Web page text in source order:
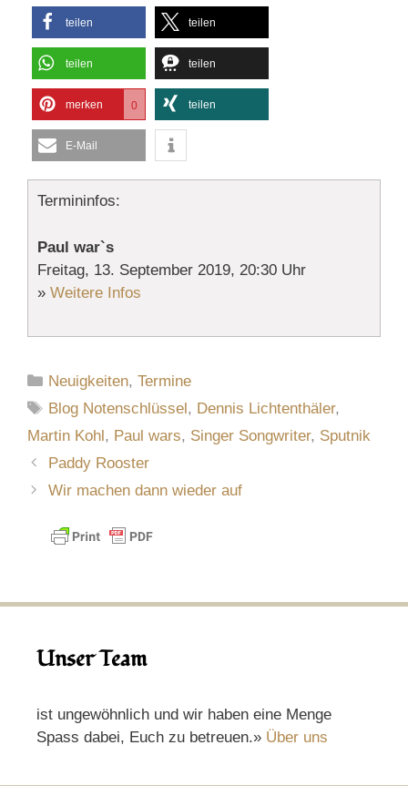
teilen teilen
teilen teilen
merken 0 teilen
E-Mail
Termininfos:
Paul war`s
Freitag, 13. September 2019, 20:30 Uhr
» Weitere Infos
Kategorien
Neuigkeiten,Termine
Schlagwörter
Blog Notenschlüssel, Dennis Lichtenthäler,
Martin Kohl, Paul wars, Singer Songwriter, Sputnik
Paddy Rooster
Wir machen dann wieder auf
Unser Team
ist ungewöhnlich und wir haben eine Menge
Spass dabei, Euch zu betreuen.» Über uns